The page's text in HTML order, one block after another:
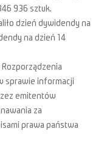
936 sztuk.
dzień dywidendy na
na dzień 14
sprawie informacji
emitentów
za
prawa państwa